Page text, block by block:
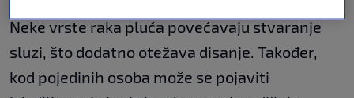
Neke vrste raka pluća povećavaju stvaranje
sluzi, što dodatno otežava disanje. Također,
kod pojedinih osoba može se pojaviti